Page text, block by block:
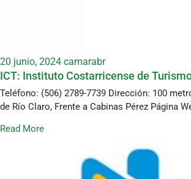
20 junio, 2024 camarabr
ICT: Instituto Costarricense de
Teléfono: (506) 2789-7739 Dirección: 100
de Río Claro, Frente a Cabinas Pérez Página
Read More